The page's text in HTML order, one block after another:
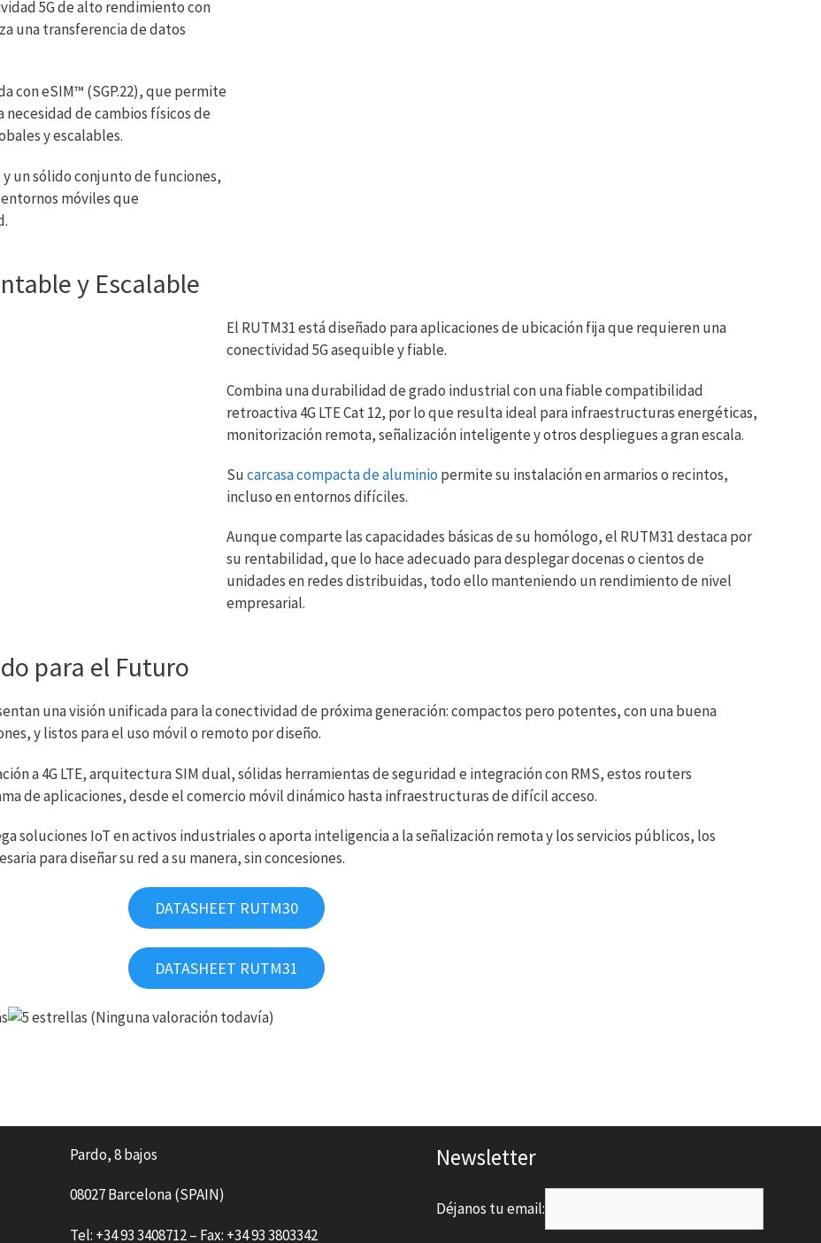
5G de alto rendimiento con
una transferencia de datos
con eSIM™ (SGP.22), que permite
de cambios físicos de
y escalables.
un sólido conjunto de funciones,
móviles que
y Escalable
El RUTM31 está diseñado para aplicaciones de ubicación fija que requieren una
conectividad 5G asequible y fiable.
Combina una durabilidad de grado industrial con una fiable compatibilidad
retroactiva 4G LTE Cat 12, por lo que resulta ideal para infraestructuras energéticas,
monitorización remota, señalización inteligente y otros despliegues a gran escala.
Sucarcasa compacta de aluminio permite su instalación en armarios o recintos,
incluso en entornos difíciles.
Aunque comparte las capacidades básicas de su homólogo, el RUTM31 destaca por
su rentabilidad, que lo hace adecuado para desplegar docenas o cientos de
unidades en redes distribuidas, todo ello manteniendo un rendimiento de nivel
empresarial.
para el Futuro
una visión unificada para la conectividad de próxima generación: compactos pero potentes, con una buena
y listos para el uso móvil o remoto por diseño.
a 4G LTE, arquitectura SIM dual, sólidas herramientas de seguridad e integración con RMS, estos routers
de aplicaciones, desde el comercio móvil dinámico hasta infraestructuras de difícil acceso.
soluciones IoT en activos industriales o aporta inteligencia a la señalización remota y los servicios públicos, los
para diseñar su red a su manera, sin concesiones.
DATASHEET RUTM30
DATASHEET RUTM31
(Ninguna valoración todavía)
Pardo, 8 bajos
08027 Barcelona (SPAIN)
Tel: +34 93 3408712 – Fax: +34 93 3803342
Newsletter
Déjanos tu email: